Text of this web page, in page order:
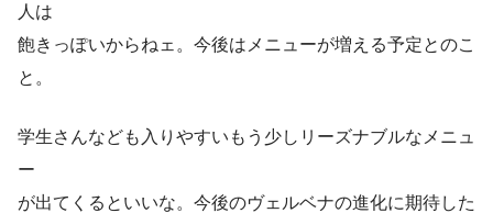
人は
飽きっぽいからねェ。今後はメニューが増える予定とのこ
と。
学生さんなども入りやすいもう少しリーズナブルなメニュ
ー
が出てくるといいな。今後のヴェルベナの進化に期待した